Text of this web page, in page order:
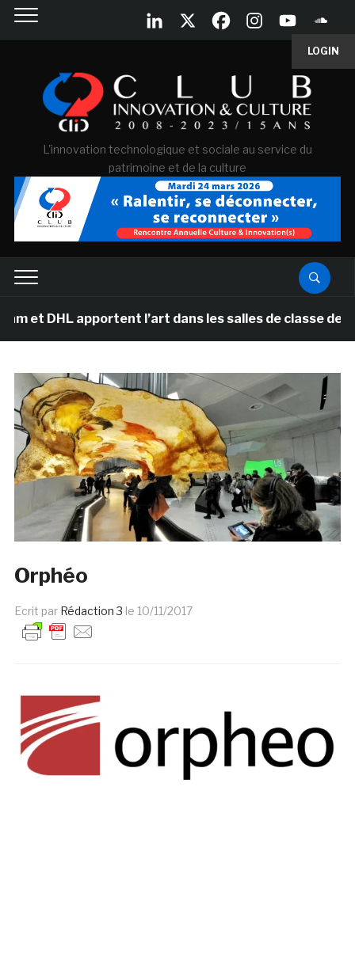
LOGIN
L'innovation technologique et sociale au service du
patrimoine et de la culture
apportent l’art dans les salles de classe des écoles
Orphéo
Ecrit par Rédaction 3 le 10/11/2017